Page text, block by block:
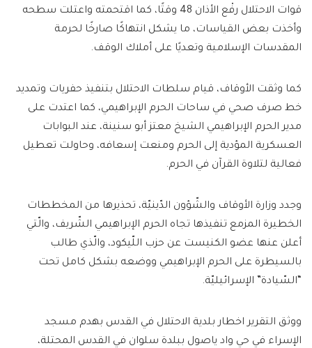
قوات الاحتلال رفْع الأذان 48 وقتًا، كما اقتحمته واعتلت سطحه
وأخذت بعض القياسات، ما يشكل انتهاكًا صارخًا لحرمة
المقدسات الإسلامية وتعديًا على أملاك الوقف.
كما وثقت الأوقاف، قيام سلطات الاحتلال بتنفيذ حفريات وتمديد
خط صرف صحي في ساحات الحرم الإبراهيمي، كما اعتدت على
مدير الحرم الإبراهيمي الشيخ معتز أبو سنينة، عند البوابات
العسكرية المؤدية إلى الحرم ومنعت إسعافه، وحاولت تعطيل
فعالية لتلاوة القرآن في الحرم.
وجدد وزارة الأوقاف والشّؤون الدّينيّة، تحذيرها من المخططات
الخطيرة المزمع تنفيذها تجاه الحرم الإبراهيمي الشّريف، والّتي
أعلن عنها عضو الكنيست عن حزب اللّيكود، والّذي طالب
بالسيطرة على الحرم الإبراهيمي ووضعه بشكل كامل تحت
“السّيادة” الإسرائيليّة.
ووثق التقرير اخطار بلدية الاحتلال في القدس بهدم مسجد
الإسراء في حي واد ياصول ببلدة سلوان في القدس المحتلة،